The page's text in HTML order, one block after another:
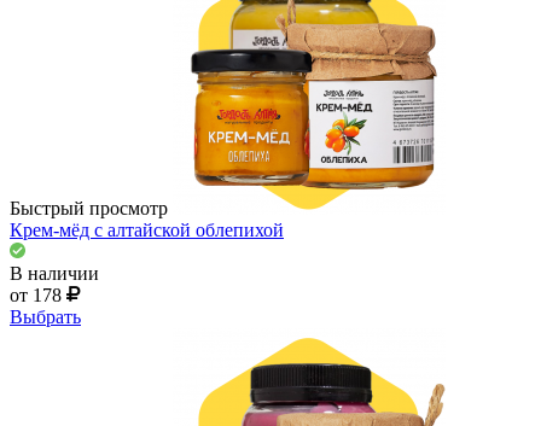
Быстрый просмотр
Крем-мёд с алтайской облепихой
В наличии
от 178
Выбрать